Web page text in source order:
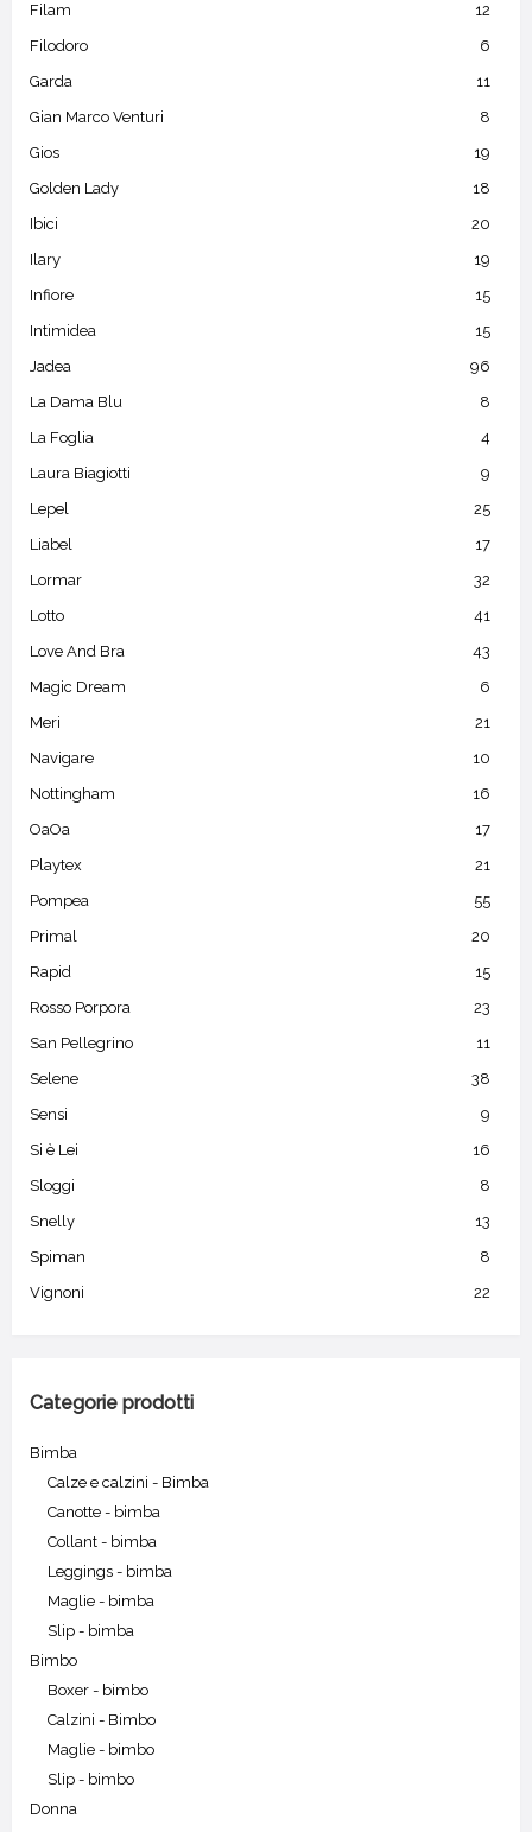
Filam
12
Filodoro
6
Garda
11
Gian Marco Venturi
8
Gios
19
Golden Lady
18
Ibici
20
Ilary
19
Infiore
15
Intimidea
15
Jadea
96
La Dama Blu
8
La Foglia
4
Laura Biagiotti
9
Lepel
25
Liabel
17
Lormar
32
Lotto
41
Love And Bra
43
Magic Dream
6
Meri
21
Navigare
10
Nottingham
16
OaOa
17
Playtex
21
Pompea
55
Primal
20
Rapid
15
Rosso Porpora
23
San Pellegrino
11
Selene
38
Sensi
9
Si è Lei
16
Sloggi
8
Snelly
13
Spiman
8
Vignoni
22
Categorie prodotti
Bimba
Calze e calzini - Bimba
Canotte - bimba
Collant - bimba
Leggings - bimba
Maglie - bimba
Slip - bimba
Bimbo
Boxer - bimbo
Calzini - Bimbo
Maglie - bimbo
Slip - bimbo
Donna